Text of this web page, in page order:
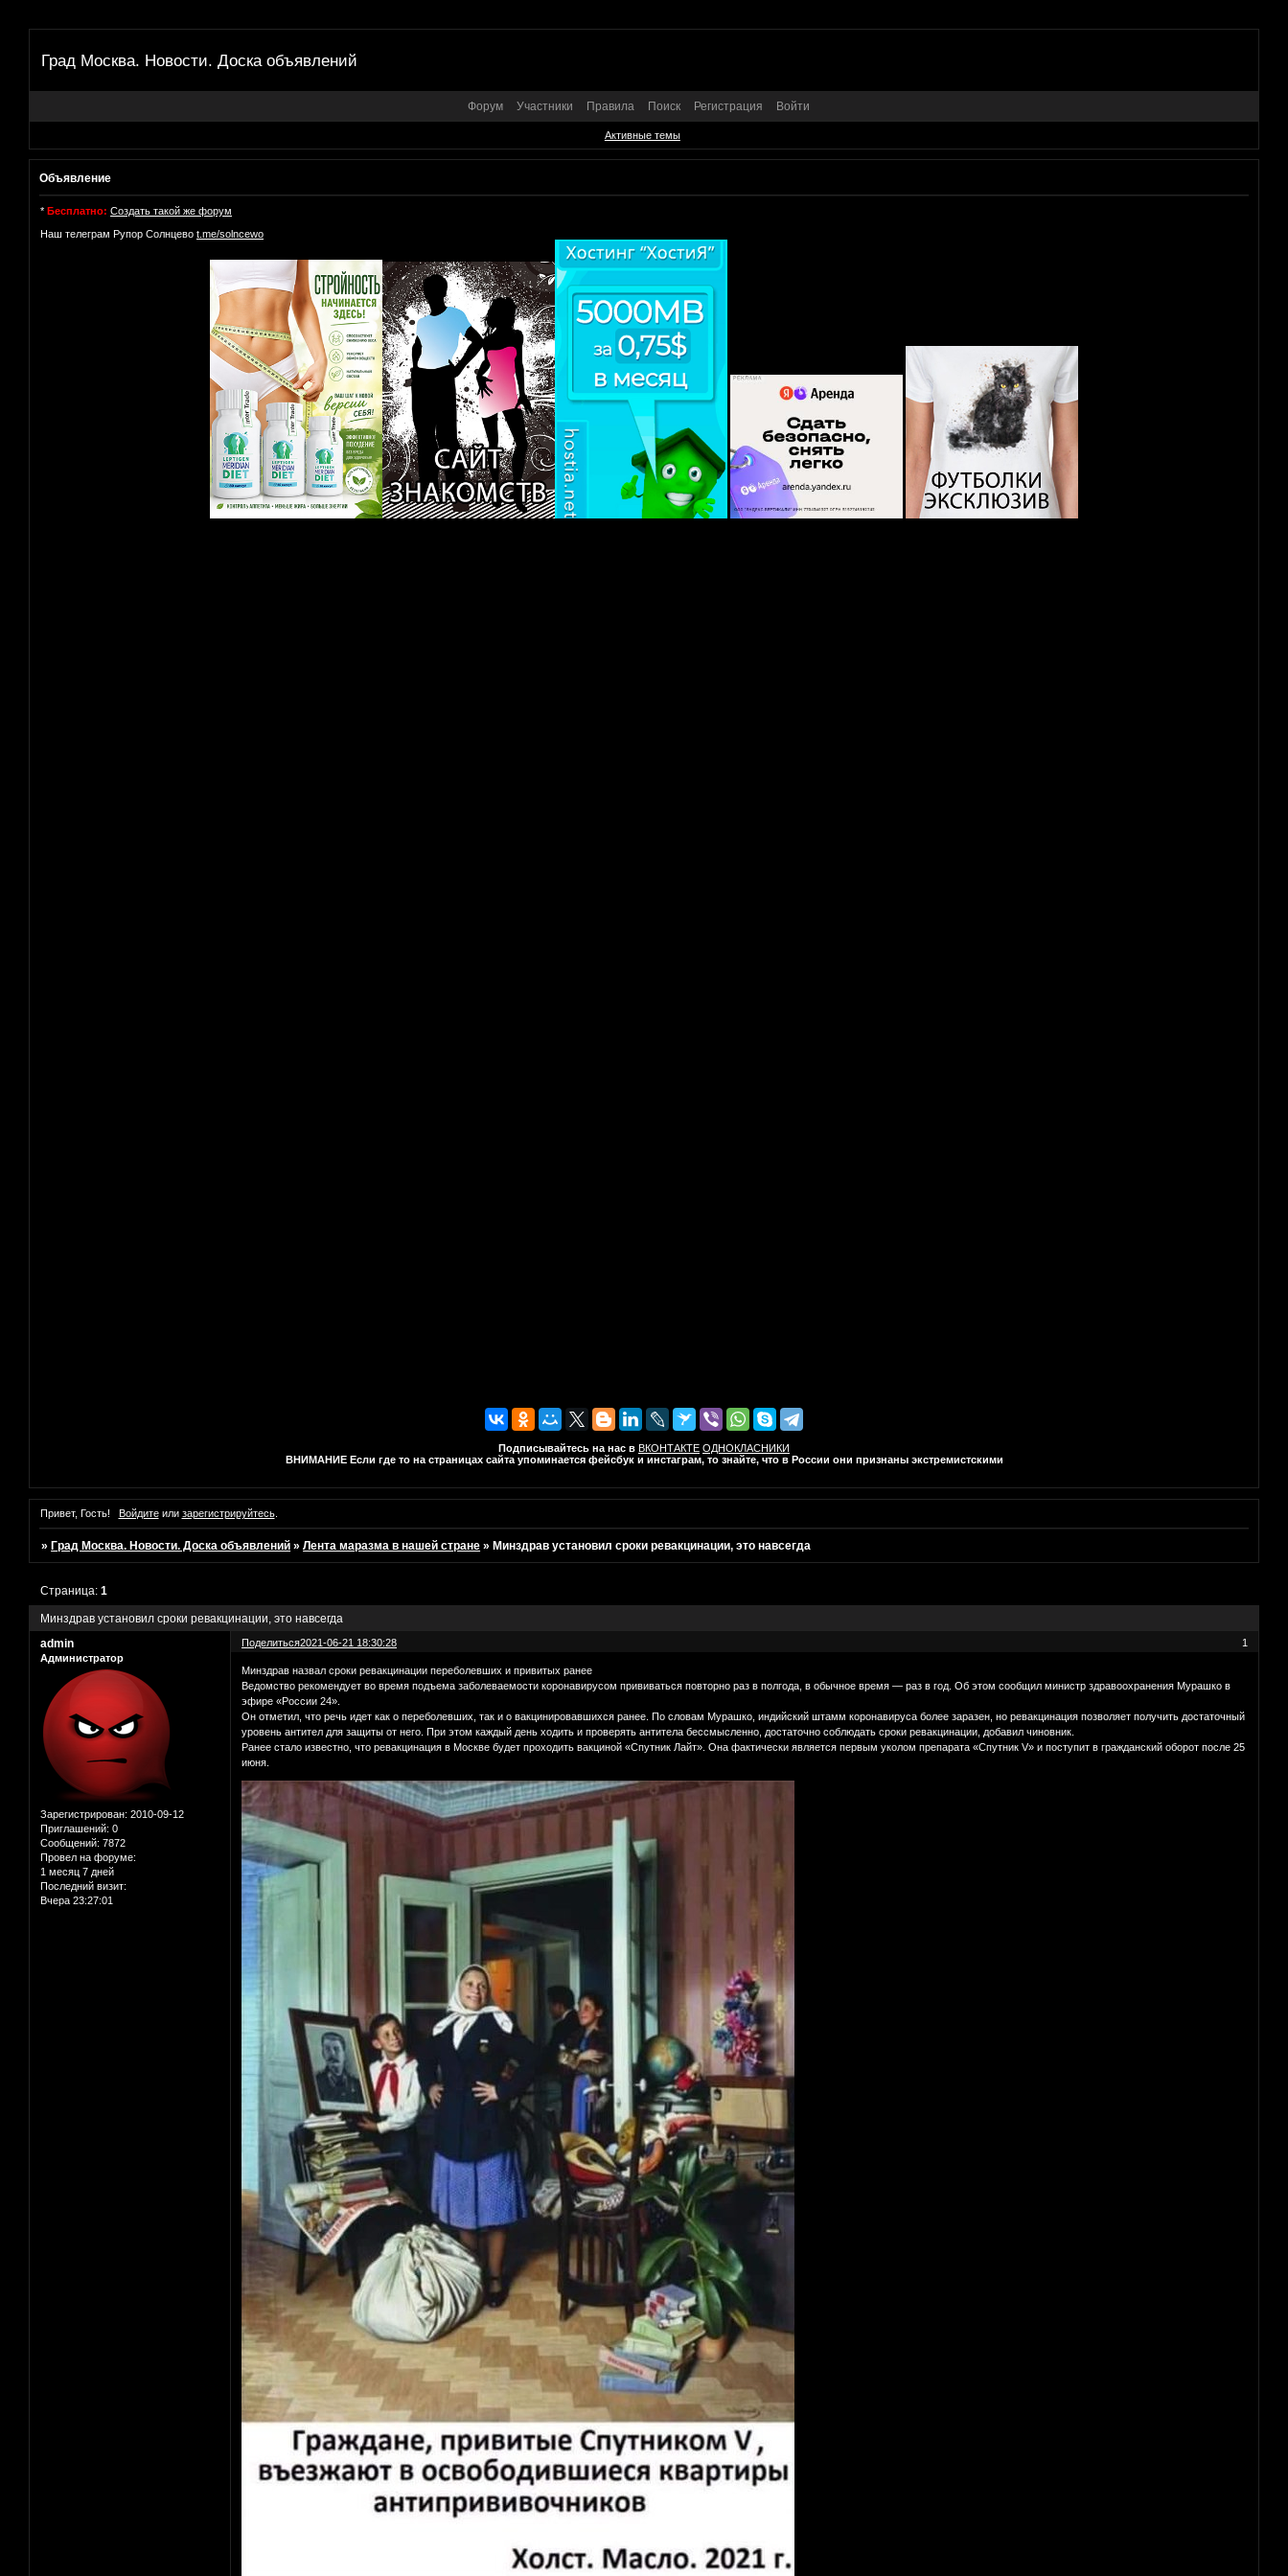
Град Москва. Новости. Доска объявлений
Форум Участники Правила Поиск Регистрация Войти
Активные темы
Объявление
* Бесплатно: Создать такой же форум
Наш телеграм Рупор Солнцево t.me/solncewo
Подписывайтесь на нас в ВКОНТАКТЕ ОДНОКЛАСНИКИ
ВНИМАНИЕ Если где то на страницах сайта упоминается фейсбук и инстаграм, то знайте, что в России они признаны экстремистскими
Привет, Гость! Войдитеили зарегистрируйтесь.
» Град Москва. Новости. Доска объявлений »Лента маразма в нашей стране » Минздрав установил сроки ревакцинации, это навсегда
Минздрав установил сроки ревакцинации, это навсегда
Страница:1
Поделиться 1
2021-06-21 18:30:28
admin
Администратор
Зарегистрирован: 2010-09-12
Приглашений: 0
Сообщений: 7872
Провел на форуме:
1 месяц 7 дней
Последний визит:
Вчера 23:27:01
Минздрав назвал сроки ревакцинации переболевших и привитых ранее
Ведомство рекомендует во время подъема заболеваемости коронавирусом прививаться повторно раз в полгода, в обычное время — раз в год. Об этом сообщил министр здравоохранения Мурашко в
эфире «России 24».
Он отметил, что речь идет как о переболевших, так и о вакцинировавшихся ранее. По словам Мурашко, индийский штамм коронавируса более заразен, но ревакцинация позволяет получить достаточный
уровень антител для защиты от него. При этом каждый день ходить и проверять антитела бессмысленно, достаточно соблюдать сроки ревакцинации, добавил чиновник.
Ранее стало известно, что ревакцинация в Москве будет проходить вакциной «Спутник Лайт». Она фактически является первым уколом препарата «Спутник V» и поступит в гражданский оборот после 25
июня.